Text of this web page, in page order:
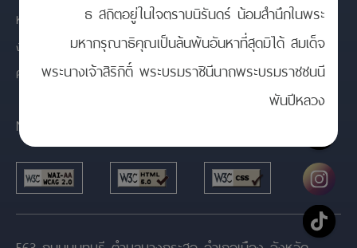
ธ สถิตอยู่ในใจตราบนิรันดร์ น้อมสำนึกในพระ
มหากรุณาธิคุณเป็นล้นพ้นอันหาที่สุดมิได้ สมเด็จ
พระนางเจ้าสิริกิติ์ พระบรมราชินีนาถพระบรมราชชนนี
พันปีหลวง
หน่วยงานที่เกียวข้อง
งานบริหารทรัพยากรบุคคล
ศูนย์ข้อมูลข่าวสารราชการ
Number of visitors